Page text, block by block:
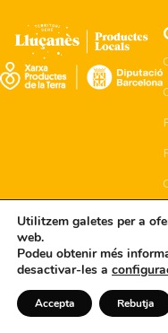
©2026 -
Utilitzem galetes per a
web.
Podeu obtenir més
desactivar-les a
Accepta Rebutja